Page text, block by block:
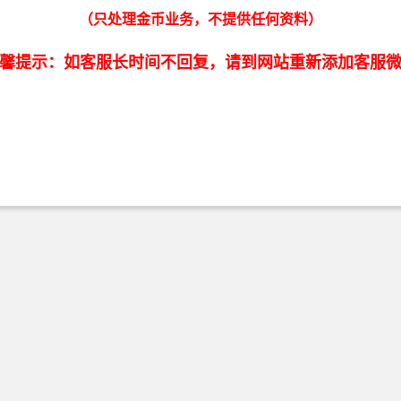
（只处理金币业务，不提供任何资料）
提示：如客服长时间不回复，请到网站重新添加客服